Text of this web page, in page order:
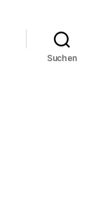
Suchen